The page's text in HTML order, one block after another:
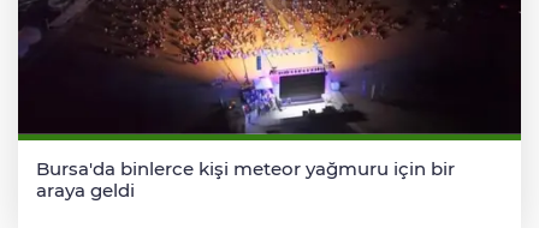
Bursa'da binlerce kişi meteor yağmuru için bir
araya geldi